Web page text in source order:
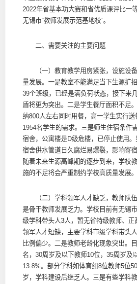
2022年省基本功大赛和省优质课评比一
无锡市“教师发展示范基地校”。
二、需要关注的主要问题
（一）教育教学用房紧张，设施设备
量发展。一是教室不能满足当下生源扩
39个班级，已经是满负荷状态，接下来
盾将更为突出。二是学生餐厅面积不足
纳800人左右同时用餐，高一学生实行
1954名学生的需求。三是师生住宿条件
宿舍，公寓楼是D级危楼，已停止使用。
宿舍供水管道日久腐烂易爆裂，影响寄
随着未来生源高峰期的逐步到来，学校
施的不足将会严重制约学校高质量发展。
（二）学科领军人才缺乏，教师队伍
是骨干教师发展乏力。学校目前有无锡
级学科带头人3人，暂无省特级教师、正
领军人才短缺，主要学科市级学科带头
比例偏少。二是教师老龄化现象突出。
名，30周岁及以下教师10位，35周岁及
13.8%。部分学科如体育组8位教师5位
岁，学科建设后继乏人。三是有些学科